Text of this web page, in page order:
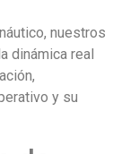
nuestros
dinámica real
y su